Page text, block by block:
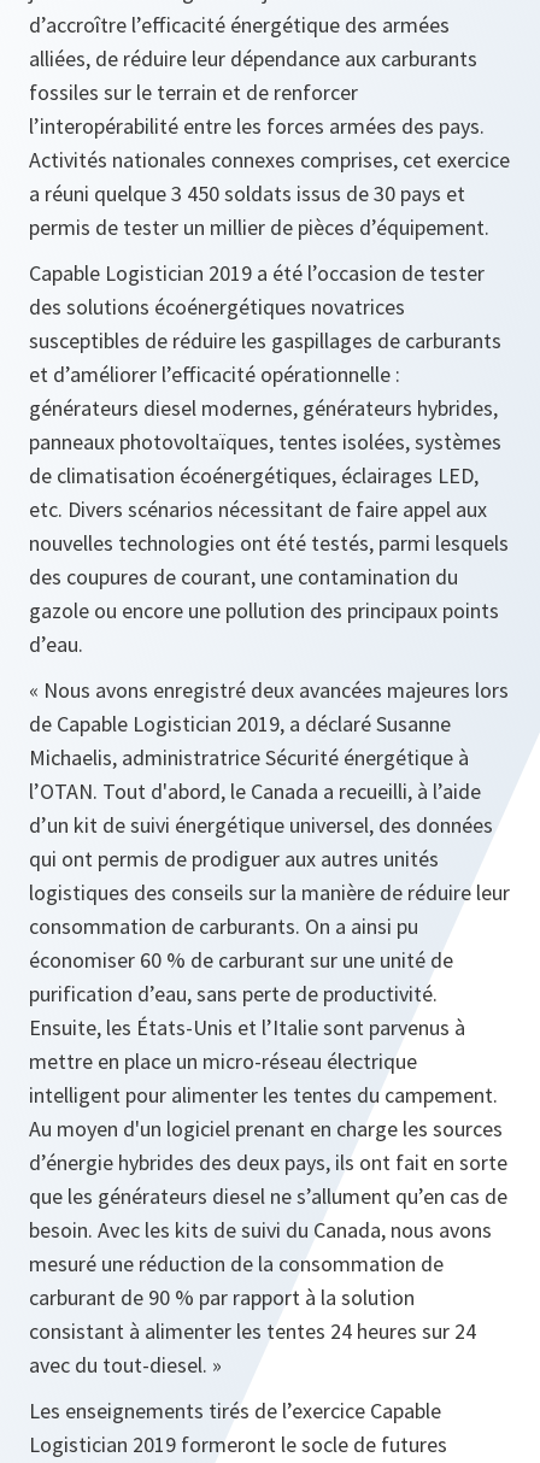
d’accroître l’efficacité énergétique des armées
alliées, de réduire leur dépendance aux carburants
fossiles sur le terrain et de renforcer
l’interopérabilité entre les forces armées des pays.
Activités nationales connexes comprises, cet exercice
a réuni quelque 3 450 soldats issus de 30 pays et
permis de tester un millier de pièces d’équipement.
Capable Logistician 2019 a été l’occasion de tester
des solutions écoénergétiques novatrices
susceptibles de réduire les gaspillages de carburants
et d’améliorer l’efficacité opérationnelle :
générateurs diesel modernes, générateurs hybrides,
panneaux photovoltaïques, tentes isolées, systèmes
de climatisation écoénergétiques, éclairages LED,
etc. Divers scénarios nécessitant de faire appel aux
nouvelles technologies ont été testés, parmi lesquels
des coupures de courant, une contamination du
gazole ou encore une pollution des principaux points
d’eau.
« Nous avons enregistré deux avancées majeures lors
de Capable Logistician 2019, a déclaré Susanne
Michaelis, administratrice Sécurité énergétique à
l’OTAN. Tout d'abord, le Canada a recueilli, à l’aide
d’un kit de suivi énergétique universel, des données
qui ont permis de prodiguer aux autres unités
logistiques des conseils sur la manière de réduire leur
consommation de carburants. On a ainsi pu
économiser 60 % de carburant sur une unité de
purification d’eau, sans perte de productivité.
Ensuite, les États-Unis et l’Italie sont parvenus à
mettre en place un micro-réseau électrique
intelligent pour alimenter les tentes du campement.
Au moyen d'un logiciel prenant en charge les sources
d’énergie hybrides des deux pays, ils ont fait en sorte
que les générateurs diesel ne s’allument qu’en cas de
besoin. Avec les kits de suivi du Canada, nous avons
mesuré une réduction de la consommation de
carburant de 90 % par rapport à la solution
consistant à alimenter les tentes 24 heures sur 24
avec du tout-diesel. »
Les enseignements tirés de l’exercice Capable
Logistician 2019 formeront le socle de futures